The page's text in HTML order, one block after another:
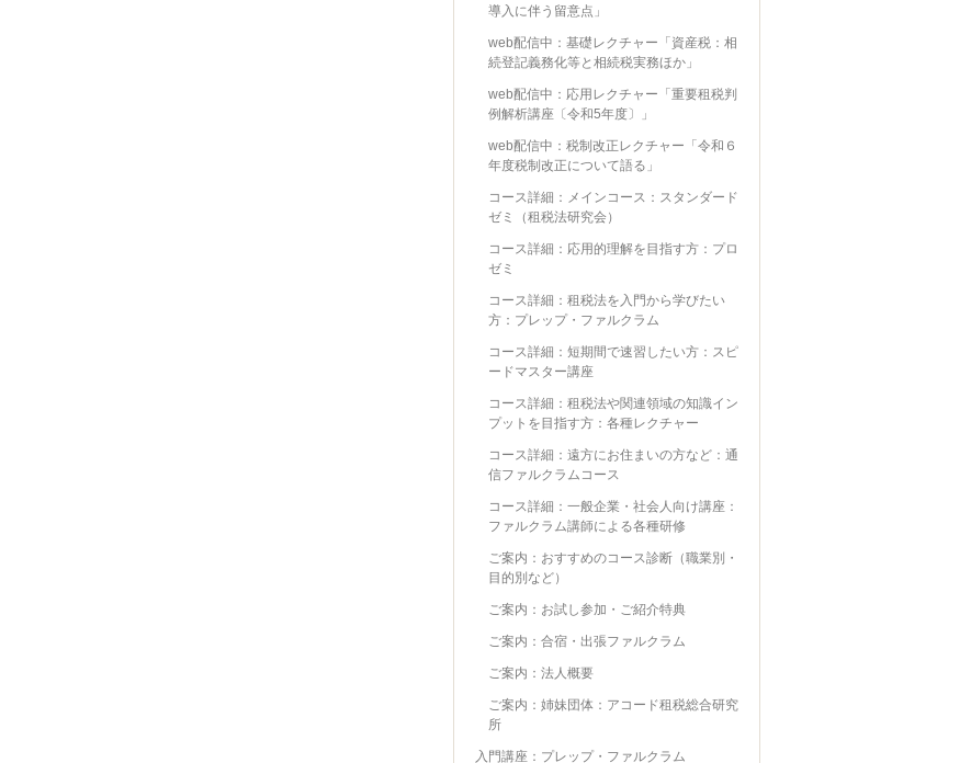
導入に伴う留意点」
web配信中：基礎レクチャー「資産税：相
続登記義務化等と相続税実務ほか」
web配信中：応用レクチャー「重要租税判
例解析講座〔令和5年度〕」
web配信中：税制改正レクチャー「令和６
年度税制改正について語る」
コース詳細：メインコース：スタンダード
ゼミ（租税法研究会）
コース詳細：応用的理解を目指す方：プロ
ゼミ
コース詳細：租税法を入門から学びたい
方：プレップ・ファルクラム
コース詳細：短期間で速習したい方：スピ
ードマスター講座
コース詳細：租税法や関連領域の知識イン
プットを目指す方：各種レクチャー
コース詳細：遠方にお住まいの方など：通
信ファルクラムコース
コース詳細：一般企業・社会人向け講座：
ファルクラム講師による各種研修
ご案内：おすすめのコース診断（職業別・
目的別など）
ご案内：お試し参加・ご紹介特典
ご案内：合宿・出張ファルクラム
ご案内：法人概要
ご案内：姉妹団体：アコード租税総合研究
所
入門講座：プレップ・ファルクラム